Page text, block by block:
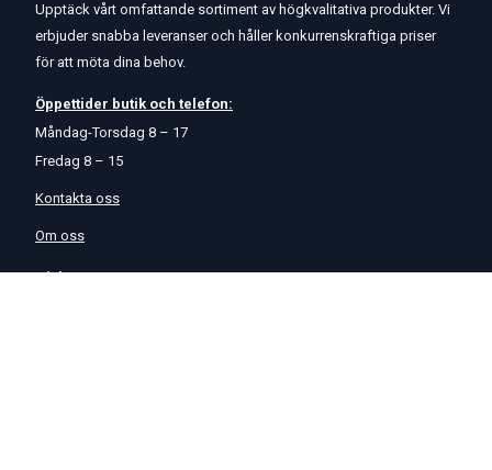
Upptäck vårt omfattande sortiment av högkvalitativa produkter. Vi
erbjuder snabba leveranser och håller konkurrenskraftiga priser
för att möta dina behov.
Öppettider butik och telefon:
Måndag-Torsdag 8 – 17
Fredag 8 – 15
Kontakta oss
Om oss
Hjälp & Support